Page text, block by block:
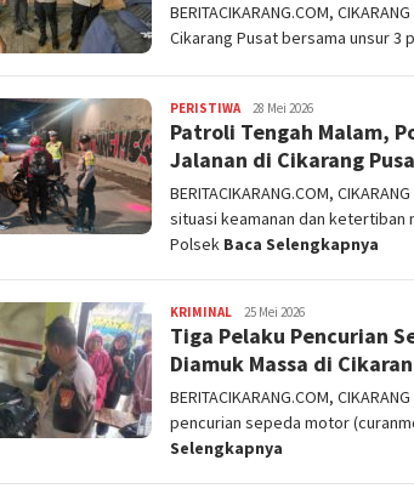
BERITACIKARANG.COM,
Cikarang Pusat bersama unsur 3
PERISTIWAadmin
28 Mei 2026
Patroli Tengah Malam,
Jalanan di Cikarang
BERITACIKARANG.COM,
situasi keamanan dan ketertiban
Polsek Baca Selengkapnya
KRIMINAL admin
25 Mei 2026
Tiga Pelaku Pencurian
Diamuk Massa di
BERITACIKARANG.COM,
pencurian sepeda motor
Selengkapnya